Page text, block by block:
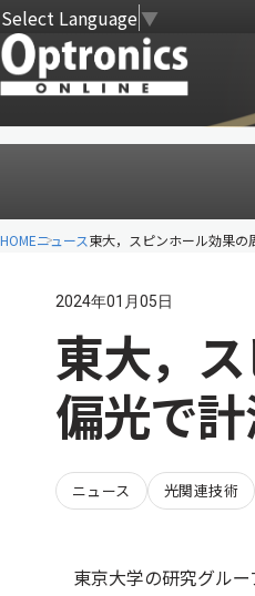
Select Language▼
HOMEニュース東大，スピンホール効果の
2024年01月05日
東大，
偏光で
ニュース 光関連技術
東京大学の研究グル